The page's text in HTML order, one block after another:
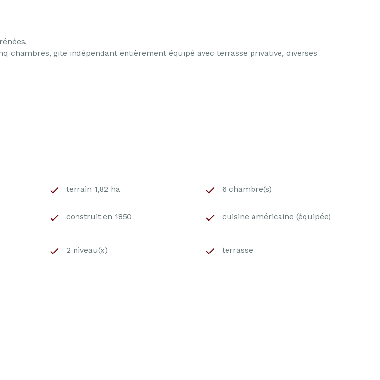
chambres, gite indépendant entièrement équipé avec terrasse privative, diverses
terrain 1,82 ha 6 chambre(s)
construit en 1850 cuisine américaine (équipée)
2 niveau(x) terrasse